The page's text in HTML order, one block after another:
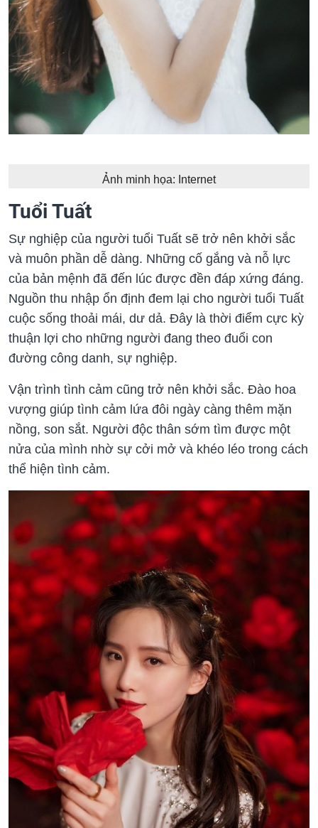
Ảnh minh họa: Internet
Tuổi Tuất
Sự nghiệp của người tuổi Tuất sẽ trở nên khởi sắc
và muôn phần dễ dàng. Những cố gắng và nỗ lực
của bản mệnh đã đến lúc được đền đáp xứng đáng.
Nguồn thu nhập ổn định đem lại cho người tuổi Tuất
cuộc sống thoải mái, dư dả. Đây là thời điểm cực kỳ
thuận lợi cho những người đang theo đuổi con
đường công danh, sự nghiệp.
Vận trình tình cảm cũng trở nên khởi sắc. Đào hoa
vượng giúp tình cảm lứa đôi ngày càng thêm mặn
nồng, son sắt. Người độc thân sớm tìm được một
nửa của mình nhờ sự cởi mở và khéo léo trong cách
thể hiện tình cảm.